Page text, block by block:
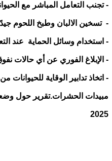
- تجنب التعامل المباشر مع
- تسخين الالبان وطبخ اللحوم جيدًا
- استخدام وسائل الحماية عند
- الإبلاغ الفوري عن أي حالات
- اتخاذ تدابير الوقاية
مبيدات الحشرات.تقرير حول
2025